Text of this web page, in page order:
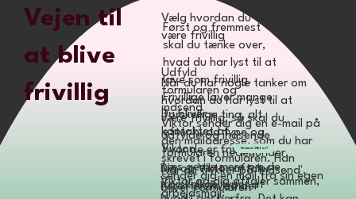
Vejen til
at blive
frivillig
Vælg hvordan du vil
være frivillig
Først og fremmest
skal du tænke over,
hvad du har lyst til at
lave som frivillig.
Frivillige laver mange
forskellige ting, alt
efter hvad type og
hvor de er frivillige.
Læs gerne mere om de
forskellige typer af
Udfyld
formularen og
indsend
Når du har nogle tanker om
hvordan du har lyst til at
være frivillig, så skal du
udfylde og indsende
formularen nedenunder.
Når du trykker på 'Indsend',
bliver formularen
Du bliver
kontaktet af
Viktor
Viktor sender dig en e-mail på
den mailadresse, som du har
skrevet i formularen. Han
sender dig en mail fra sin egen
arbejdsmail:
Hvem er Viktor?
Dig og Viktor aftaler
herefter, hvad der
Viktor og dig aftaler sammen,